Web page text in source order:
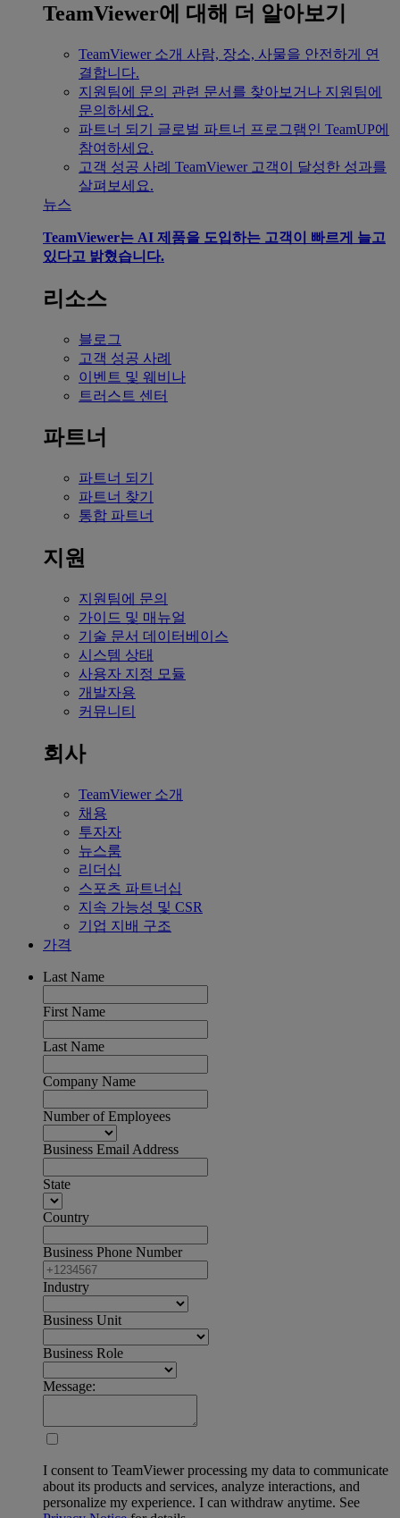
TeamViewer에 대해 더 알아보기
TeamViewer 소개 사람, 장소, 사물을 안전하게 연
결합니다.
지원팀에 문의 관련 문서를 찾아보거나 지원팀에
문의하세요.
파트너 되기
글로벌 파트너 프로그램인 TeamUP에
참여하세요.
고객 성공 사례 TeamViewer 고객이 달성한 성과를
살펴보세요.
뉴스
TeamViewer는 AI 제품을 도입하는 고객이 빠르게 늘고
있다고 밝혔습니다.
리소스
블로그
고객 성공 사례
이벤트 및 웨비나
트러스트 센터
파트너
파트너 되기
파트너 찾기
통합 파트너
지원
지원팀에 문의
가이드 및 매뉴얼
기술 문서 데이터베이스
시스템 상태
사용자 지정 모듈
개발자용
커뮤니티
회사
TeamViewer 소개
채용
투자자
뉴스룸
리더십
스포츠 파트너십
지속 가능성 및 CSR
기업 지배 구조
가격
Last Name
First Name
Last Name
Company Name
Number of Employees
Business Email Address
State
Country
Business Phone Number
Industry
Business Unit
Business Role
Message:
I consent to TeamViewer processing my data to communicate
about its products and services, analyze interactions, and
personalize my experience. I can withdraw anytime. See